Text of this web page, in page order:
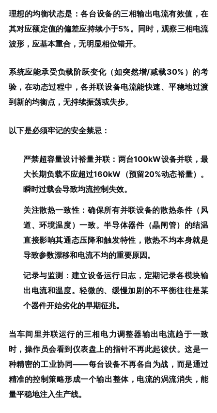
理想的均衡状态是：各台设备的三相输出电流有效值，在
其对应额定值的偏差应持续小于5%。同时，观察三相电流
波形，应基本重合，无明显相位错开。
系统应能承受负载阶跃变化（如突然增/减载30%）的考
验，在动态过程中，各并联设备电流能快速、平稳地过渡
到新的均衡点，无持续振荡或失步。
以下是必须牢记的安全禁忌：
严禁超容量设计裕量并联 ：两台100kW设备并联，最
大长期负载不应超过160kW（预留20%动态裕量）。
瞬时过载会导致均流控制失效。
关注散热一致性 ：确保所有并联设备的散热条件（风
道、环境温度）一致。半导体器件（晶闸管）的结温
直接影响其通态压降和触发特性，散热不均本身就是
导致参数漂移和电流不均的重要原因。
记录与监测 ：建立设备运行日志，定期记录各模块输
出电流和温度。轻微的、缓慢加剧的不平衡往往是某
个器件开始劣化的早期征兆。
当车间里并联运行的三相电力调整器输出电流趋于一致
时，操作员会看到仪表盘上的指针不再此起彼伏。这是一
种精密的工业协同——每台设备不再各自为战，而是通过
精准的控制策略形成一个输出整体，电流的涡流消失，能
量平稳地注入生产线。